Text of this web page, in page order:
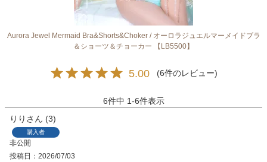
Aurora Jewel Mermaid Bra&Shorts&Choker / オーロラジュエルマーメイドブラ
＆ショーツ＆チョーカー 【LB5500】
5.00 6
6件中 1-6件表示
りり
3
購入者
非公開
投稿日
2026/07/03